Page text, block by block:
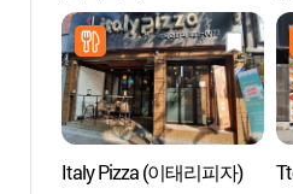
Italy Pizza (이태리피자)